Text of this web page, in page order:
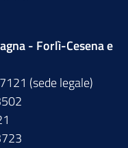
- Forlì-Cesena e
(sede legale)